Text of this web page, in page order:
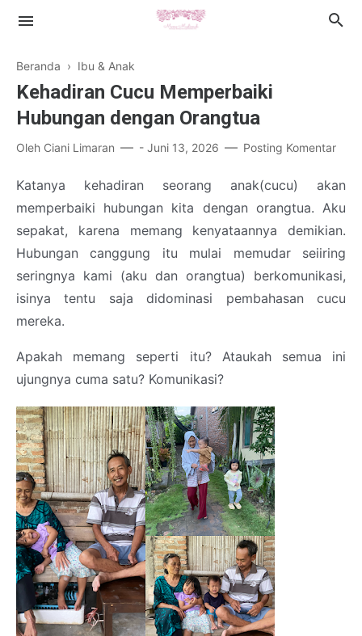
Islamic Lifestyle
Book Review
Health
Cerpen
Beranda › Ibu & Anak
Kehadiran Cucu Memperbaiki
Hubungan dengan Orangtua
Oleh Ciani Limaran - Juni 13, 2026 Posting Komentar
Katanya kehadiran seorang anak(cucu) akan
memperbaiki hubungan kita dengan orangtua. Aku
sepakat, karena memang kenyataannya demikian.
Hubungan canggung itu mulai memudar seiiring
seringnya kami (aku dan orangtua) berkomunikasi,
isinya tentu saja didominasi pembahasan cucu
mereka.
Apakah memang seperti itu? Ataukah semua ini
ujungnya cuma satu? Komunikasi?